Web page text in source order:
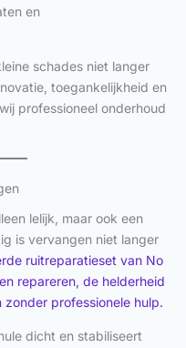
en
schades niet langer
toegankelijkheid en
professioneel onderhoud
lelijk, maar ook een
is vervangen niet langer
ruitreparatieset van No
repareren, de helderheid
professionele hulp.
dicht en stabiliseert